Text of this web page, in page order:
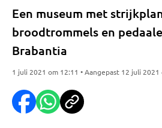
Een museum met
broodtrommels en
Brabantia
1 juli 2021 om 12:11 • Aangepast 12 juli 2021